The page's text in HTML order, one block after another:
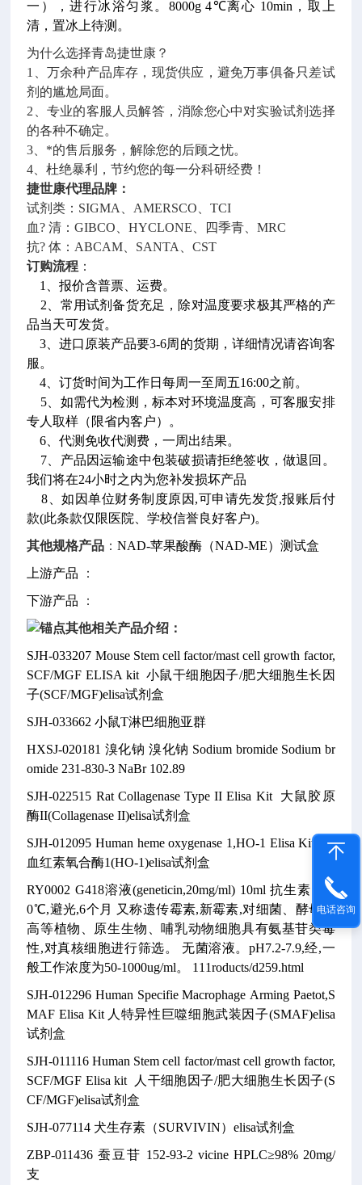
一），进行冰浴匀浆。8000g 4℃离心 10min，取上
清，置冰上待测。
为什么选择青岛捷世康？
1、万余种产品库存，现货供应，避免万事俱备只差试
剂的尴尬局面。
2、专业的客服人员解答，消除您心中对实验试剂选择
的各种不确定。
3、*的售后服务，解除您的后顾之忧。
4、杜绝暴利，节约您的每一分科研经费！
捷世康代理品牌：
试剂类：SIGMA、AMERSCO、TCI
血? 清：GIBCO、HYCLONE、四季青、MRC
抗? 体：ABCAM、SANTA、CST
订购流程 ：
1、报价含普票、运费。
2、常用试剂备货充足，除对温度要求极其严格的产
品当天可发货。
3、进口原装产品要3-6周的货期，详细情况请咨询客
服。
4、订货时间为工作日每周一至周五16:00之前。
5、如需代为检测，标本对环境温度高，可客服安排
专人取样（限省内客户）。
6、代测免收代测费，一周出结果。
7、产品因运输途中包装破损请拒绝签收，做退回。
我们将在24小时之内为您补发损坏产品
8、如因单位财务制度原因,可申请先发货,报账后付
款(此条款仅限医院、学校信誉良好客户)。
其他规格产品 ：NAD-苹果酸酶（NAD-ME）测试盒
上游产品 ：
下游产品 ：
其他相关产品介绍：
SJH-033207 Mouse Stem cell factor/mast cell growth factor,
SCF/MGF ELISA kit 小鼠干细胞因子/肥大细胞生长因
子(SCF/MGF)elisa试剂盒
SJH-033662 小鼠T淋巴细胞亚群
HXSJ-020181 溴化钠 溴化钠 Sodium bromide Sodium br
omide 231-830-3 NaBr 102.89
SJH-022515 Rat Collagenase Type II Elisa Kit
大鼠胶原
酶II(Collagenase II)elisa试剂盒
SJH-012095 Human heme oxygenase 1,HO-1 Elisa Kit
人
血红素氧合酶1(HO-1)elisa试剂盒
RY0002 G418溶液(geneticin,20mg/ml) 10ml 抗生素
—2
0℃,避光,6个月
又称遗传霉素,新霉素,对细菌、酵母、
高等植物、原生生物、哺乳动物细胞具有氨基苷类毒
性,对真核细胞进行筛选。
无菌溶液。pH7.2-7.9,经,一
般工作浓度为50-1000ug/ml。
111roducts/d259.html
SJH-012296 Human Specifie Macrophage Arming Paetot,S
MAF Elisa Kit 人特异性巨噬细胞武装因子(SMAF)elisa
试剂盒
SJH-011116 Human Stem cell factor/mast cell growth factor,
SCF/MGF Elisa kit
人干细胞因子/肥大细胞生长因子(S
CF/MGF)elisa试剂盒
SJH-077114 犬生存素（SURVIVIN）elisa试剂盒
ZBP-011436 蚕豆苷 152-93-2 vicine HPLC≥98% 20mg/
支
电话咨询